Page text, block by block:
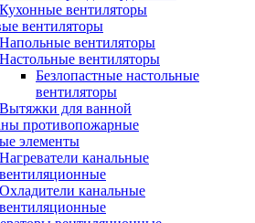
Кухонные вентиляторы
вентиляторы
Напольные вентиляторы
Настольные вентиляторы
Безлопастные настольные
вентиляторы
Вытяжки для ванной
противопожарные
элементы
Нагреватели канальные
вентиляционные
Охладители канальные
вентиляционные